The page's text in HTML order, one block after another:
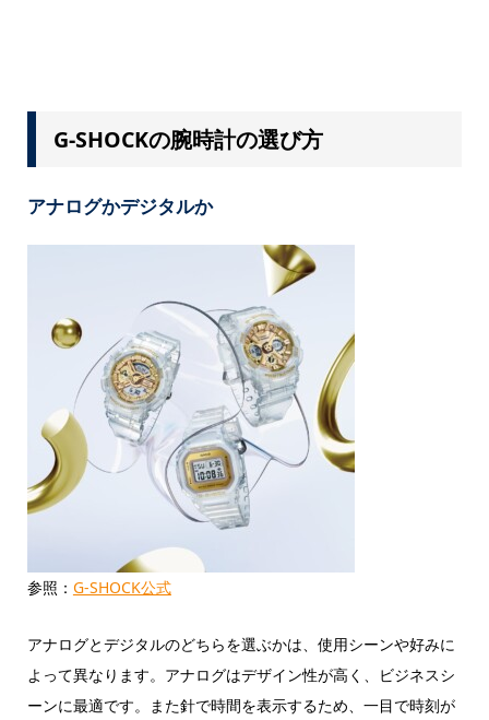
G-SHOCKの腕時計の選び方
アナログかデジタルか
参照： G-SHOCK公式
アナログとデジタルのどちらを選ぶかは、使用シーンや好みに
よって異なります。アナログはデザイン性が高く、ビジネスシ
ーンに最適です。また針で時間を表示するため、一目で時刻が